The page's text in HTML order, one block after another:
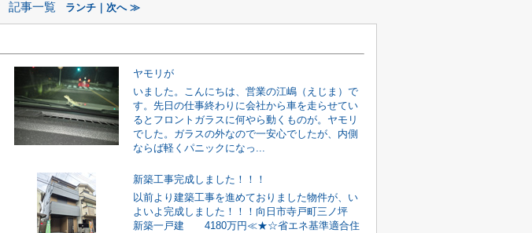
記事一覧 ランチ｜次へ ≫
ヤモリが
いました。こんにちは、営業の江嶋（えじま）で
す。先日の仕事終わりに会社から車を走らせてい
るとフロントガラスに何やら動くものが。ヤモリ
でした。ガラスの外なので一安心でしたが、内側
ならば軽くパニックになっ...
新築工事完成しました！！！
以前より建築工事を進めておりました物件が、い
よいよ完成しました！！！向日市寺戸町三ノ坪
新築一戸建 4180万円≪★☆省エネ基準適合住